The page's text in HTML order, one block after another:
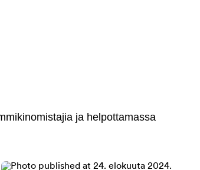
ja helpottamassa